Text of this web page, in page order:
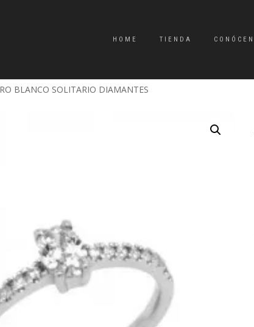
HOME TIENDA
BLANCO SOLITARIO DIAMANTES